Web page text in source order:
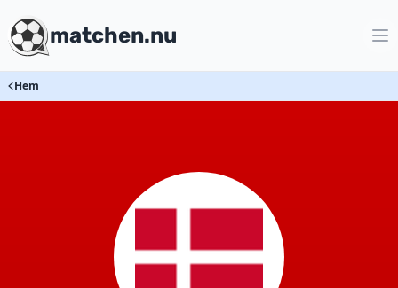
matchen.nu
Hem